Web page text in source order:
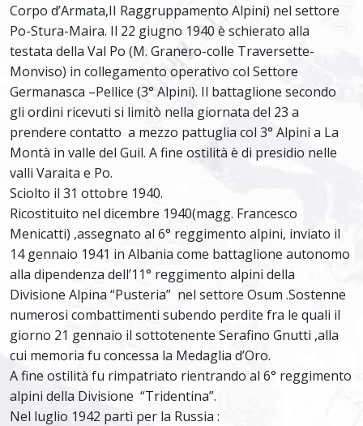
Corpo d’Armata,II Raggruppamento Alpini) nel settore
Po-Stura-Maira. Il 22 giugno 1940 è schierato alla
testata della Val Po (M. Granero-colle Traversette-
Monviso) in collegamento operativo col Settore
Germanasca –Pellice (3° Alpini). Il battaglione secondo
gli ordini ricevuti si limitò nella giornata del 23 a
prendere contatto a mezzo pattuglia col 3° Alpini a La
Montà in valle del Guil. A fine ostilità è di presidio nelle
valli Varaita e Po.
Sciolto il 31 ottobre 1940.
Ricostituito nel dicembre 1940(magg. Francesco
Menicatti) ,assegnato al 6° reggimento alpini, inviato il
14 gennaio 1941 in Albania come battaglione autonomo
alla dipendenza dell’11° reggimento alpini della
Divisione Alpina “Pusteria” nel settore Osum .Sostenne
numerosi combattimenti subendo perdite fra le quali il
giorno 21 gennaio il sottotenente Serafino Gnutti ,alla
cui memoria fu concessa la Medaglia d’Oro.
A fine ostilità fu rimpatriato rientrando al 6° reggimento
alpini della Divisione “Tridentina”.
Nel luglio 1942 partì per la Russia :